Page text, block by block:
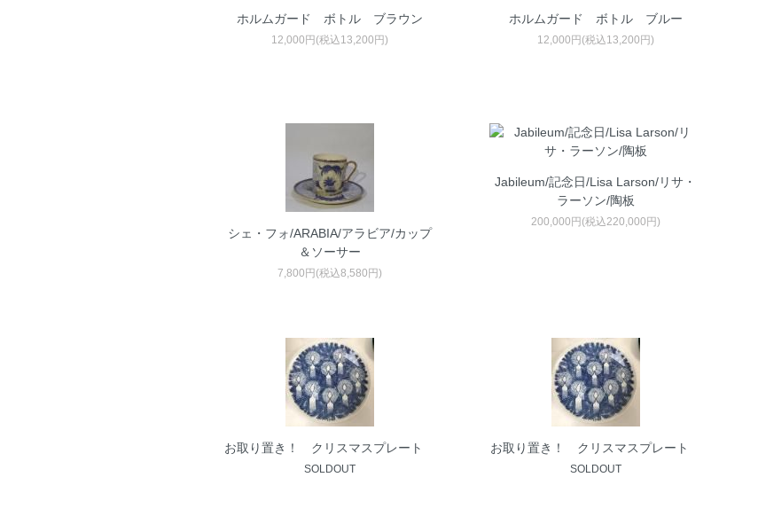
ホルムガード ボトル ブラウン
12,000円(税込13,200円)
ホルムガード ボトル ブルー
12,000円(税込13,200円)
シェ・フォ/ARABIA/アラビア/カップ
＆ソーサー
7,800円(税込8,580円)
Jabileum/記念日/Lisa Larson/リサ・
ラーソン/陶板
200,000円(税込220,000円)
お取り置き！ クリスマスプレート
SOLDOUT
お取り置き！ クリスマスプレート
SOLDOUT